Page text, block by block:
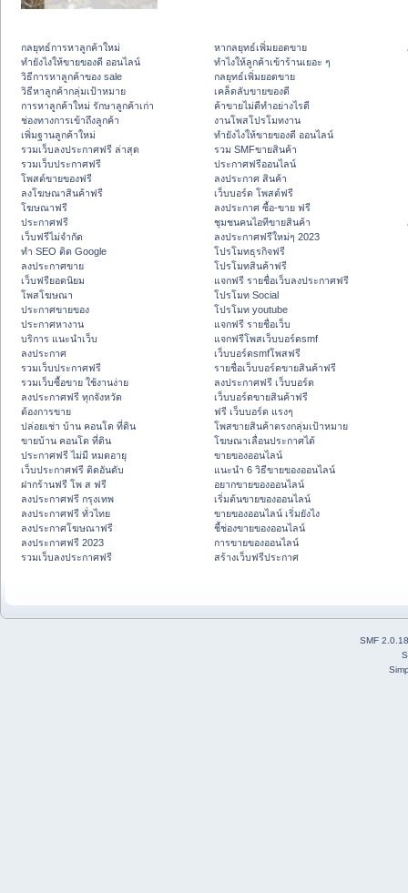
กลยุทธ์การหาลูกค้าใหม่
ทํายังไงให้ขายของดี ออนไลน์
วิธีการหาลูกค้าของ sale
วิธีหาลูกค้ากลุ่มเป้าหมาย
การหาลูกค้าใหม่ รักษาลูกค้าเก่า
ช่องทางการเข้าถึงลูกค้า
เพิ่มฐานลูกค้าใหม่
รวมเว็บลงประกาศฟรี ล่าสุด
รวมเว็บประกาศฟรี
โพสต์ขายของฟรี
ลงโฆษณาสินค้าฟรี
โฆษณาฟรี
ประกาศฟรี
เว็บฟรีไม่จำกัด
ทำ SEO ติด Google
ลงประกาศขาย
เว็บฟรียอดนิยม
โพสโฆษณา
ประกาศขายของ
ประกาศหางาน
บริการ แนะนำเว็บ
ลงประกาศ
รวมเว็บประกาศฟรี
รวมเว็บซื้อขาย ใช้งานง่าย
ลงประกาศฟรี ทุกจังหวัด
ต้องการขาย
ปล่อยเช่า บ้าน คอนโด ที่ดิน
ขายบ้าน คอนโด ที่ดิน
ประกาศฟรี ไม่มี หมดอายุ
เว็บประกาศฟรี ติดอันดับ
ฝากร้านฟรี โพ ส ฟรี
ลงประกาศฟรี กรุงเทพ
ลงประกาศฟรี ทั่วไทย
ลงประกาศโฆษณาฟรี
ลงประกาศฟรี 2023
รวมเว็บลงประกาศฟรี
หากลยุทธ์เพิ่มยอดขาย
ทําไงให้ลูกค้าเข้าร้านเยอะ ๆ
กลยุทธ์เพิ่มยอดขาย
เคล็ดลับขายของดี
ค้าขายไม่ดีทำอย่างไรดี
งานโพสโปรโมทงาน
ทํายังไงให้ขายของดี ออนไลน์
รวม SMFขายสินค้า
ประกาศฟรีออนไลน์
ลงประกาศ สินค้า
เว็บบอร์ด โพสต์ฟรี
ลงประกาศ ซื้อ-ขาย ฟรี
ชุมชนคนไอทีขายสินค้า
ลงประกาศฟรีใหม่ๆ 2023
โปรโมทธุรกิจฟรี
โปรโมทสินค้าฟรี
แจกฟรี รายชื่อเว็บลงประกาศฟรี
โปรโมท Social
โปรโมท youtube
แจกฟรี รายชื่อเว็บ
แจกฟรีโพสเว็บบอร์ดsmf
เว็บบอร์ดsmfโพสฟรี
รายชื่อเว็บบอร์ดขายสินค้าฟรี
ลงประกาศฟรี เว็บบอร์ด
เว็บบอร์ดขายสินค้าฟรี
ฟรี เว็บบอร์ด แรงๆ
โพสขายสินค้าตรงกลุ่มเป้าหมาย
โฆษณาเลื่อนประกาศได้
ขายของออนไลน์
แนะนำ 6 วิธีขายของออนไลน์
อยากขายของออนไลน์
เริ่มต้นขายของออนไลน์
ขายของออนไลน์ เริ่มยังไง
ชี้ช่องขายของออนไลน์
การขายของออนไลน์
สร้างเว็บฟรีประกาศ
SMF 2.0.18